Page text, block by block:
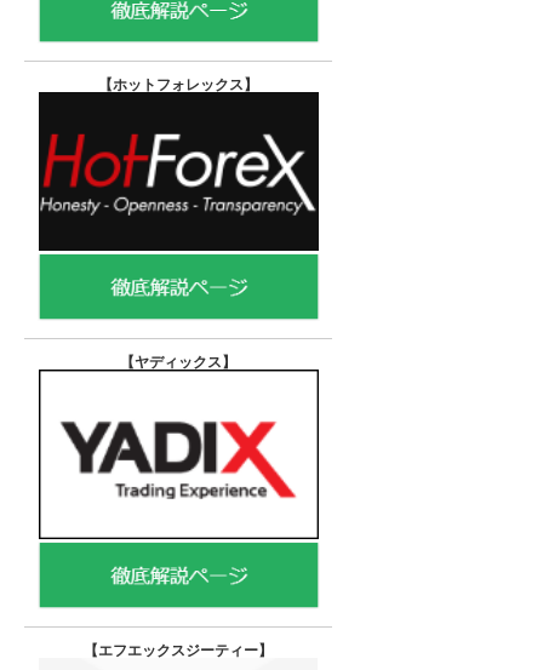
【ホットフォレックス】
【ヤディックス】
【エフエックスジーティー】